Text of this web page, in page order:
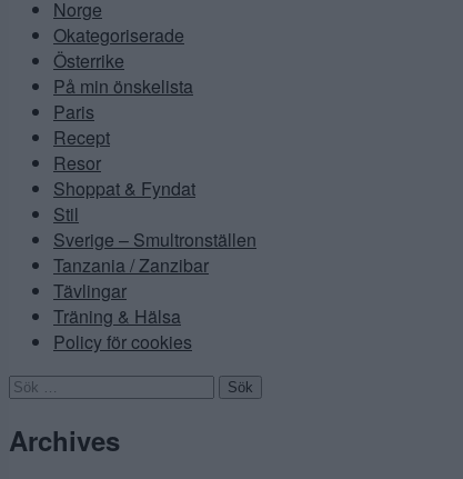
Norge
Okategoriserade
Österrike
På min önskelista
Paris
Recept
Resor
Shoppat & Fyndat
Stil
Sverige – Smultronställen
Tanzania / Zanzibar
Tävlingar
Träning & Hälsa
Policy för cookies
Sök
Archives